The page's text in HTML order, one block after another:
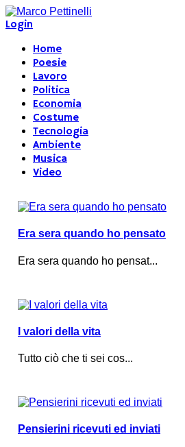
Login
Home
Poesie
Lavoro
Politica
Economia
Costume
Tecnologia
Ambiente
Musica
Video
Era sera quando ho pensato
Era sera quando ho pensat...
I valori della vita
Tutto ciò che ti sei cos...
Pensierini ricevuti ed inviati